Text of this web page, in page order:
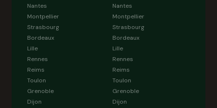
Nantes
Montpellier
Strasbourg
Bordeaux
Lille
Rennes
Reims
Toulon
Grenoble
Dijon
Nantes
Montpellier
Strasbourg
Bordeaux
Lille
Rennes
Reims
Toulon
Grenoble
Dijon